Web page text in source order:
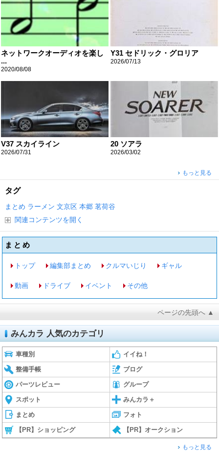
ネットワークオーディオを楽し
...
2020/08/08
Y31 セドリック・グロリア
2026/07/13
V37 スカイライン
2026/07/31
20 ソアラ
2026/03/02
もっと見る
タグ
まとめ ラーメン 文京区 本郷 茗荷谷
関連コンテンツを開く
まとめ
トップ 編集部まとめ クルマいじり ギャル
動画 ドライブ イベント その他
ページの先頭へ ▲
みんカラ 人気のカテゴリ
車種別 イイね！
整備手帳 ブログ
パーツレビュー グループ
スポット みんカラ＋
まとめ フォト
【PR】ショッピング 【PR】オークション
もっと見る